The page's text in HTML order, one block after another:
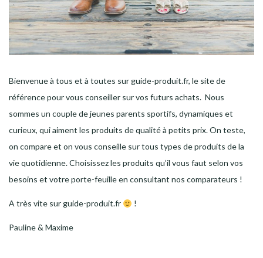
Bienvenue à tous et à toutes sur guide-produit.fr, le site de
référence pour vous conseiller sur vos futurs achats. Nous
sommes un couple de jeunes parents sportifs, dynamiques et
curieux, qui aiment les produits de qualité à petits prix. On teste,
on compare et on vous conseille sur tous types de produits de la
vie quotidienne. Choisissez les produits qu’il vous faut selon vos
besoins et votre porte-feuille en consultant nos comparateurs !
A très vite sur guide-produit.fr !
Pauline & Maxime